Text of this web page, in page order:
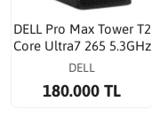
DELL Pro Max Tower T2
Core Ultra7 265 5.3GHz
16G 512GB SSD NVIDIA
DELL
180.000 TL